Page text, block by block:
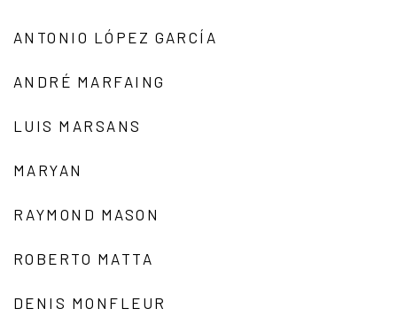
ANTONIO LÓPEZ GARCÍA
ANDRÉ MARFAING
LUIS MARSANS
MARYAN
RAYMOND MASON
ROBERTO MATTA
DENIS MONFLEUR